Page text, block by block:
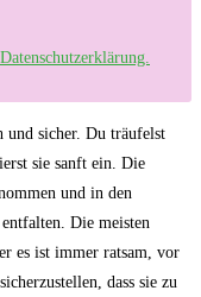
und ​sicher.⁣ Du träufelst‍
sie⁤ sanft​ ein. Die
und in ‍den‍
​Die meisten
es ist immer ​ratsam, vor
dass sie⁢ zu